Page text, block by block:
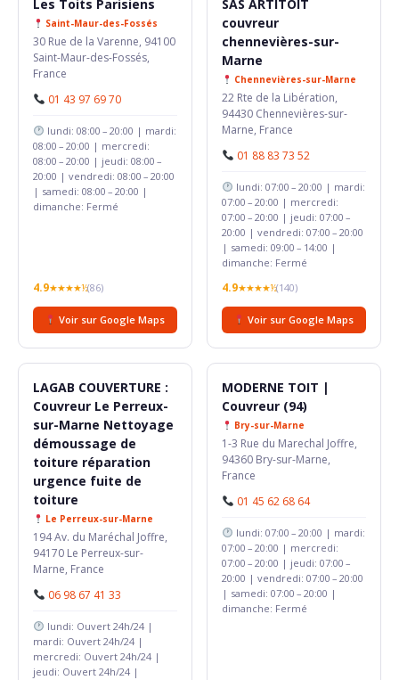
Les Toits Parisiens
Saint-Maur-des-Fossés
30 Rue de la Varenne, 94100
Saint-Maur-des-Fossés,
France
01 43 97 69 70
lundi: 08:00 – 20:00 | mardi:
08:00 – 20:00 | mercredi:
08:00 – 20:00 | jeudi: 08:00 –
20:00 | vendredi: 08:00 – 20:00
| samedi: 08:00 – 20:00 |
dimanche: Fermé
4.9★★★★½(86)
Voir sur Google Maps
SAS ARTITOIT
couvreur
chennevières-sur-
Marne
Chennevières-sur-Marne
22 Rte de la Libération,
94430 Chennevières-sur-
Marne, France
01 88 83 73 52
lundi: 07:00 – 20:00 | mardi:
07:00 – 20:00 | mercredi:
07:00 – 20:00 | jeudi: 07:00 –
20:00 | vendredi: 07:00 – 20:00
| samedi: 09:00 – 14:00 |
dimanche: Fermé
4.9★★★★½(140)
Voir sur Google Maps
LAGAB COUVERTURE :
Couvreur Le Perreux-
sur-Marne Nettoyage
démoussage de
toiture réparation
urgence fuite de
toiture
Le Perreux-sur-Marne
194 Av. du Maréchal Joffre,
94170 Le Perreux-sur-
Marne, France
06 98 67 41 33
lundi: Ouvert 24h/24 |
mardi: Ouvert 24h/24 |
mercredi: Ouvert 24h/24 |
jeudi: Ouvert 24h/24 |
MODERNE TOIT |
Couvreur (94)
Bry-sur-Marne
1-3 Rue du Marechal Joffre,
94360 Bry-sur-Marne,
France
01 45 62 68 64
lundi: 07:00 – 20:00 | mardi:
07:00 – 20:00 | mercredi:
07:00 – 20:00 | jeudi: 07:00 –
20:00 | vendredi: 07:00 – 20:00
| samedi: 07:00 – 20:00 |
dimanche: Fermé